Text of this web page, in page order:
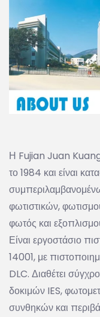
Η Fujian Juan
το 1984 και είναι
φωτιστικών,
φωτός και
Είναι εργοστάσιο
14001, με
DLC. Διαθέτει
δοκιμών IES,
συνθηκών και